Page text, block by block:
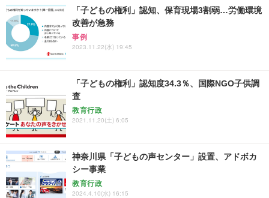
「子どもの権利」認知、保育現場3割弱…労働環境
改善が急務
事例
2023.11.22(水) 19:45
「子どもの権利」認知度34.3％、国際NGO子供調
査
教育行政
2021.11.20(土) 6:05
神奈川県「子どもの声センター」設置、アドボカ
シー事業
教育行政
2024.4.10(水) 16:15